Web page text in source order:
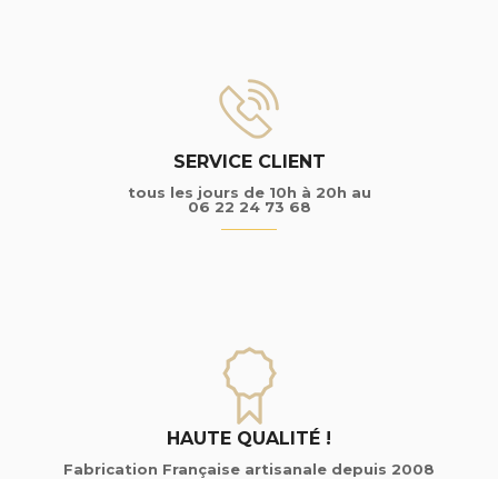
SERVICE CLIENT
tous les jours de 10h à 20h au
06 22 24 73 68
HAUTE QUALITÉ !
Fabrication Française artisanale depuis 2008